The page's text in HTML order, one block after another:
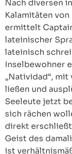
Nach diversen
Kalamitäten
ermittelt
lateinischer
lateinisch
Inselbewohner
„Natividad“,
ließen und
Seeleute jetzt
sich rächen
direkt
Geist des
ist